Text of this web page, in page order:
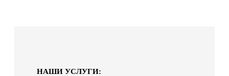
НАШИ УСЛУГИ: